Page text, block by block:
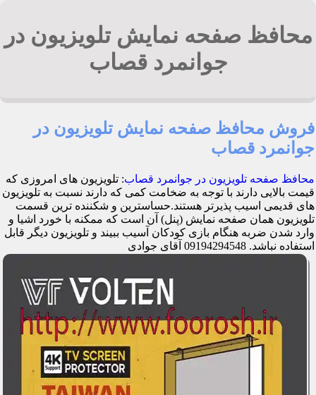
محافظ صفحه نمایش تلویزیون در
جوانمرد قصاب
فروش محافظ صفحه نمایش تلویزیون در
جوانمرد قصاب
محافظ صفحه تلویزیون در جوانمرد قصاب: تلویزیون های امروزی که
قیمت بالایی دارند با توجه به ضخامت کمی که دارند نسبت به تلویزیون
های قدیمی اسیب پذیرتر هستند.حساسترین و شکننده ترین قسمت
تلویزیون همان صفحه نمایش (پنل) آن است که ممکنه با خورد اشیا و
وارد شدن ضربه هنگام بازی کودکان آسیب ببیند و تلویزیون دیگر قابل
استفاده نباشد. 09194294548 آقای جوادی